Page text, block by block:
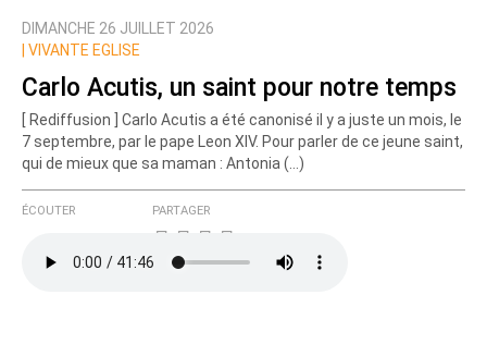
DIMANCHE 26 JUILLET 2026
VIVANTE EGLISE
Carlo Acutis, un saint pour notre temps
[ Rediffusion ] Carlo Acutis a été canonisé il y a juste un mois, le
7 septembre, par le pape Leon XIV. Pour parler de ce jeune saint,
qui de mieux que sa maman : Antonia (…)
ÉCOUTER PARTAGER